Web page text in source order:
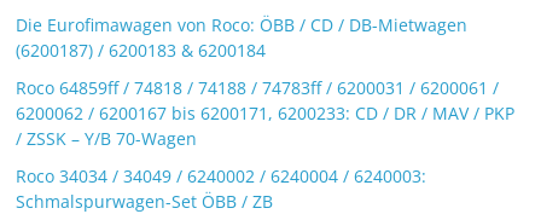
Die Eurofimawagen von Roco: ÖBB / CD / DB-Mietwagen
(6200187) / 6200183 & 6200184
Roco 64859ff / 74818 / 74188 / 74783ff / 6200031 / 6200061 /
6200062 / 6200167 bis 6200171, 6200233: CD / DR / MAV / PKP
/ ZSSK – Y/B 70-Wagen
Roco 34034 / 34049 / 6240002 / 6240004 / 6240003:
Schmalspurwagen-Set ÖBB / ZB